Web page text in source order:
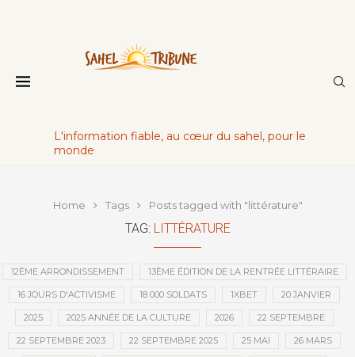
L'information fiable, au cœur du sahel, pour le
monde
Home Tags Posts tagged with "littérature"
TAG: LITTÉRATURE
12ÈME ARRONDISSEMENT 13ÈME ÉDITION DE LA RENTRÉE LITTÉRAIRE
16 JOURS D'ACTIVISME 18 000 SOLDATS 1XBET 20 JANVIER
2025 2025 ANNÉE DE LA CULTURE 2026 22 SEPTEMBRE
22 SEPTEMBRE 2023 22 SEPTEMBRE 2025 25 MAI 26 MARS